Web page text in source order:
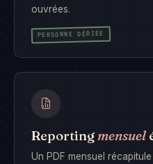
ouvrées.
PERSONNE DÉDIÉE
Reporting mensuel
Un PDF mensuel